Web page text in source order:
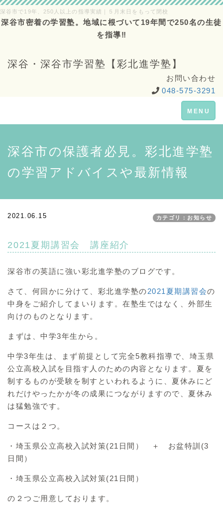
深谷市で19年、250人以上の指導実績｜５月末日をもって閉校
深谷市密着の学習塾。地域に根づいて19年間で250名の生徒
を指導‼
深谷・深谷市学習塾【彩北進学塾】
お問い合わせ
048-575-3291
Toggle
navigation
MENU
深谷市の保護者必見。彩北進学塾
の学習アドバイスや最新情報
2021.06.15 カテゴリ：お知らせ
2021夏期講習会 講座紹介
深谷市の英語に強い彩北進学塾のブログです。
さて、何回かに分けて、彩北進学塾の2021夏期講習会の
中身をご紹介してまいります。在塾生ではなく、外部生
向けのものとなります。
まずは、中学3年生から。
中学3年生は、まず前提として完全5教科指導で、埼玉県
公立高校入試を目指す人のための内容となります。夏を
制するものが受験を制すといわれるように、夏休みにど
れだけやったかが冬の成果につながりますので、夏休み
は猛勉強です。
コースは２つ。
・埼玉県公立高校入試対策(21日間） ＋ お盆特訓(3
日間）
・埼玉県公立高校入試対策(21日間）
の２つご用意しております。